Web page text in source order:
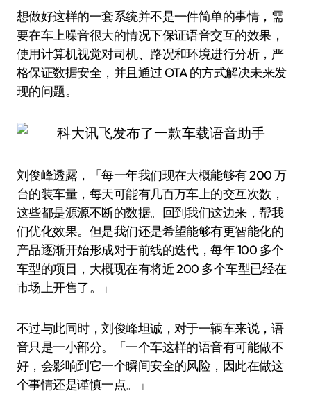
想做好这样的一套系统并不是一件简单的事情，需
要在车上噪音很大的情况下保证语音交互的效果，
使用计算机视觉对司机、路况和环境进行分析，严
格保证数据安全，并且通过 OTA 的方式解决未来发
现的问题。
刘俊峰透露，「每一年我们现在大概能够有 200 万
台的装车量，每天可能有几百万车上的交互次数，
这些都是源源不断的数据。回到我们这边来，帮我
们优化效果。但是我们还是希望能够有更智能化的
产品逐渐开始形成对于前线的迭代，每年 100 多个
车型的项目，大概现在有将近 200 多个车型已经在
市场上开售了。」
不过与此同时，刘俊峰坦诚，对于一辆车来说，语
音只是一小部分。「一个车这样的语音有可能做不
好，会影响到它一个瞬间安全的风险，因此在做这
个事情还是谨慎一点。」